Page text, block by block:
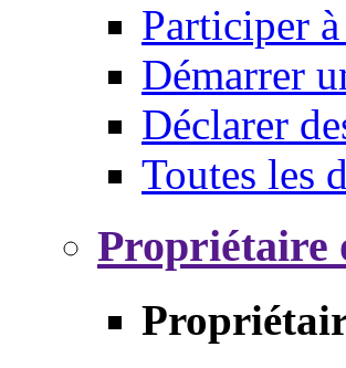
Participer
Démarrer
Déclarer
Toutes les
Propriétaire